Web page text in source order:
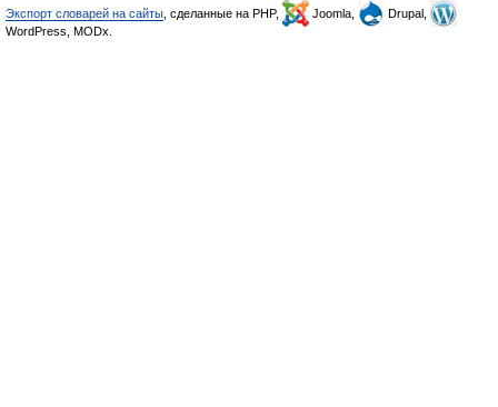
Экспорт словарей на сайты , сделанные на PHP, Joomla,
Drupal,
WordPress, MODx.